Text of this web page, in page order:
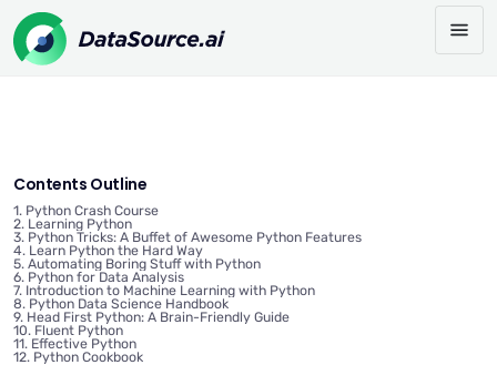
Contents Outline
1. Python Crash Course
2. Learning Python
3. Python Tricks: A Buffet of Awesome Python Features
4. Learn Python the Hard Way
5. Automating Boring Stuff with Python
6. Python for Data Analysis
7. Introduction to Machine Learning with Python
8. Python Data Science Handbook
9. Head First Python: A Brain-Friendly Guide
10. Fluent Python
11. Effective Python
12. Python Cookbook